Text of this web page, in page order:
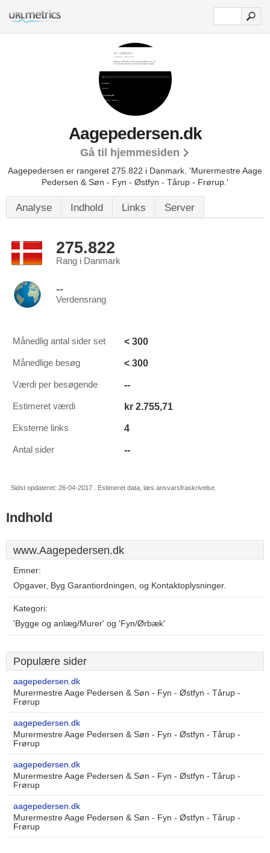
Aagepedersen.dk
Gå til hjemmesiden
Aagepedersen er rangeret 275.822 i Danmark. 'Murermestre Aage
Pedersen & Søn - Fyn - Østfyn - Tårup - Frørup.'
Analyse Indhold Links Server
275.822
Rang i Danmark
--
Verdensrang
Månedlig antal sider set < 300
Månedlige besøg < 300
Værdi per besøgende --
Estimeret værdi kr 2.755,71
Eksterne links 4
Antal sider --
Sidst opdateret: 26-04-2017 . Estimeret data, læs ansvarsfraskrivelse.
Indhold
www.Aagepedersen.dk
Emner:
Opgaver, Byg Garantiordningen, og Kontaktoplysninger.
Kategori:
'Bygge og anlæg/Murer' og 'Fyn/Ørbæk'
Populære sider
aagepedersen.dk
Murermestre Aage Pedersen & Søn - Fyn - Østfyn - Tårup -
Frørup
aagepedersen.dk
Murermestre Aage Pedersen & Søn - Fyn - Østfyn - Tårup -
Frørup
aagepedersen.dk
Murermestre Aage Pedersen & Søn - Fyn - Østfyn - Tårup -
Frørup
aagepedersen.dk
Murermestre Aage Pedersen & Søn - Fyn - Østfyn - Tårup -
Frørup